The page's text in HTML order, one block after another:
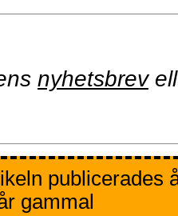
nyhetsbrev
publicerades
gammal